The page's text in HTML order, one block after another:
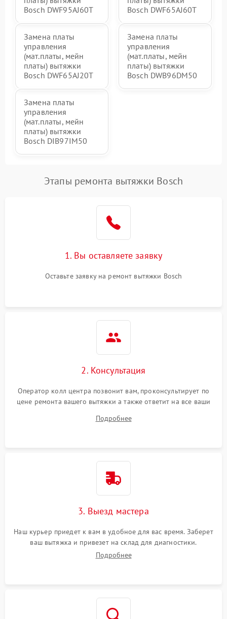
Bosch DWF95AJ60T
Bosch DWF65AJ60T
Замена платы
управления
(мат.платы, мейн
платы) вытяжки
Bosch DWF65AJ20T
Замена платы
управления
(мат.платы, мейн
платы) вытяжки
Bosch DWB96DM50
Замена платы
управления
(мат.платы, мейн
платы) вытяжки
Bosch DIB97IM50
Этапы ремонта вытяжки Bosch
1. Вы оставляете заявку
Оставьте заявку на ремонт вытяжки Bosch
2. Консультация
Оператор колл центра позвонит вам, проконсультирует по
цене ремонта вашего вытяжки а также ответит на все ваши
Подробнее
3. Выезд мастера
Наш курьер приедет к вам в удобное для вас время. Заберет
ваш вытяжка и привезет на склад для диагностики.
Подробнее